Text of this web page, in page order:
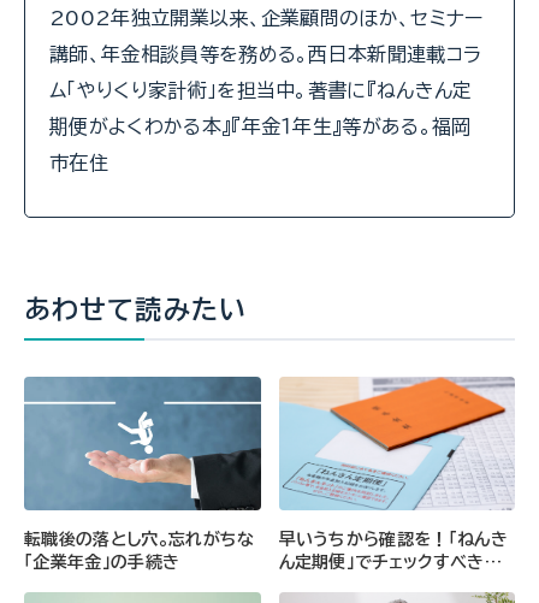
2002年独立開業以来、企業顧問のほか、セミナー
講師、年金相談員等を務める。西日本新聞連載コラ
ム「やりくり家計術」を担当中。著書に『ねんきん定
期便がよくわかる本』『年金１年生』等がある。福岡
市在住
あわせて読みたい
転職後の落とし穴。忘れがちな
「企業年金」の手続き
早いうちから確認を！「ねんき
ん定期便」でチェックすべきポ